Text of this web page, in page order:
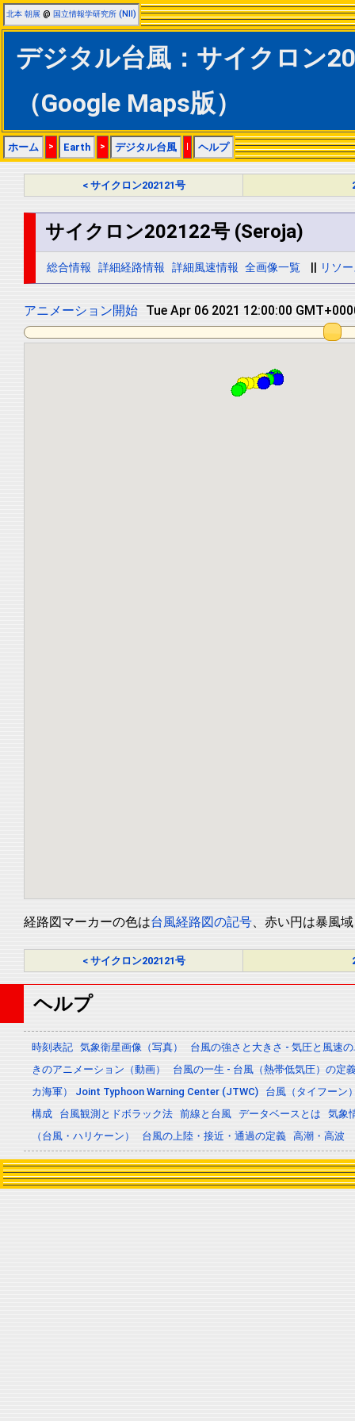
北本 朝展 @ 国立情報学研究所 (NII)
デジタル台風：サイクロン
（Google Maps版）
ホーム > Earth > デジタル台風 | ヘルプ
< サイクロン202121号
サイクロン202122号 (Seroja)
総合情報 詳細経路情報 詳細風速情報 全画像一覧 リソ
アニメーション開始 Tue Apr 06 2021 18:00:00
経路図マーカーの色は台風経路図の記号、赤い円は暴風
< サイクロン202121号
ヘルプ
時刻表記 気象衛星画像（写真）
台風の強さと大きさ - 気圧と風速
きのアニメーション（動画）
台風の一生 - 台風（熱帯低気圧）の定
カ海軍） Joint Typhoon Warning Center (JTWC)
台風（タイフーン
構成
台風観測とドボラック法 前線と台風 データベースとは
気象
（台風・ハリケーン）
台風の上陸・接近・通過の定義 高潮・高波